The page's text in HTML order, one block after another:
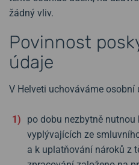
žádný vliv.
Povinnost
údaje
V Helveti uchováváme osobní
po dobu nezbytně
vyplývajících ze
a k uplatňování nároků z